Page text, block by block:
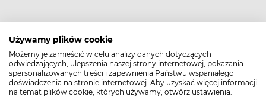
Używamy plików cookie
Możemy je zamieścić w celu analizy danych dotyczących
odwiedzających, ulepszenia naszej strony internetowej, pokazania
spersonalizowanych treści i zapewnienia Państwu wspaniałego
doświadczenia na stronie internetowej. Aby uzyskać więcej informacji
na temat plików cookie, których używamy, otwórz ustawienia.
Cechy produktu